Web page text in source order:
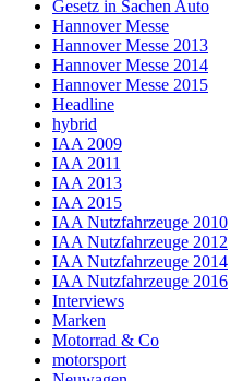
Gesetz in Sachen Auto
Hannover Messe
Hannover Messe 2013
Hannover Messe 2014
Hannover Messe 2015
Headline
hybrid
IAA 2009
IAA 2011
IAA 2013
IAA 2015
IAA Nutzfahrzeuge 2010
IAA Nutzfahrzeuge 2012
IAA Nutzfahrzeuge 2014
IAA Nutzfahrzeuge 2016
Interviews
Marken
Motorrad & Co
motorsport